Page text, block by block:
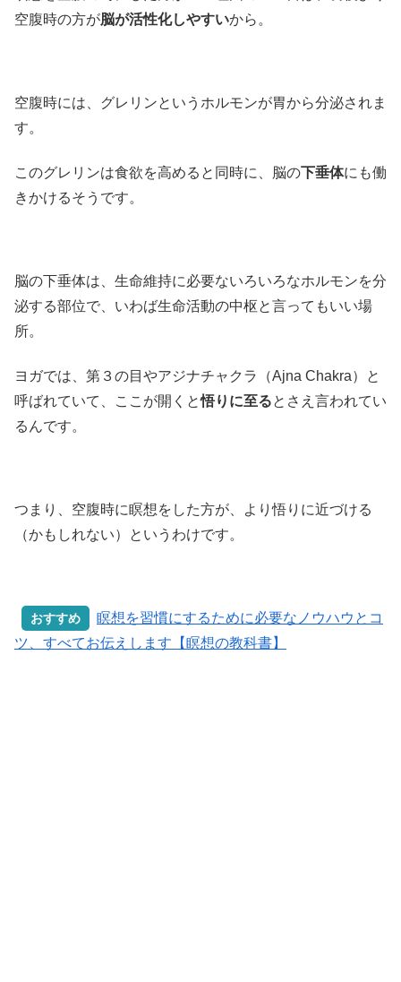
空腹時の方が脳が活性化しやすいから。
空腹時には、グレリンというホルモンが胃から分泌されま
す。
このグレリンは食欲を高めると同時に、脳の下垂体にも働
きかけるそうです。
脳の下垂体は、生命維持に必要ないろいろなホルモンを分
泌する部位で、いわば生命活動の中枢と言ってもいい場
所。
ヨガでは、第３の目やアジナチャクラ（Ajna Chakra）と
呼ばれていて、ここが開くと悟りに至るとさえ言われてい
るんです。
つまり、空腹時に瞑想をした方が、より悟りに近づける
（かもしれない）というわけです。
おすすめ
瞑想を習慣にするために必要なノウハウとコ
ツ、すべてお伝えします【瞑想の教科書】